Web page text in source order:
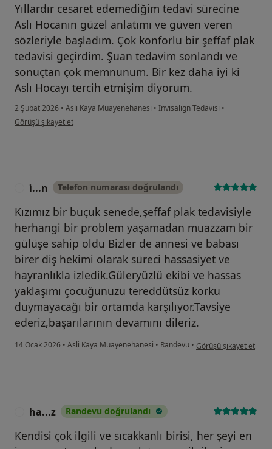
Yıllardır cesaret edemediğim tedavi sürecine
Aslı Hocanın güzel anlatımı ve güven veren
sözleriyle başladım. Çok konforlu bir şeffaf plak
tedavisi geçirdim. Şuan tedavim sonlandı ve
sonuçtan çok memnunum. Bir kez daha iyi ki
Aslı Hocayı tercih etmişim diyorum.
2 Şubat 2026 • Asli Kaya Muayenehanesi • Invisalign Tedavisi •
kullanıcının görüşüne göre g....b
Görüşü şikayet et
i̇...n Telefon numarası doğrulandı
Kızımız bir buçuk senede,şeffaf plak tedavisiyle
herhangi bir problem yaşamadan muazzam bir
gülüşe sahip oldu Bizler de annesi ve babası
birer diş hekimi olarak süreci hassasiyet ve
hayranlıkla izledik.Güleryüzlü ekibi ve hassas
yaklaşımı çocuğunuzu tereddütsüz korku
duymayacağı bir ortamda karşılıyor.Tavsiye
ederiz,başarılarının devamını dileriz.
14 Ocak 2026 • Asli Kaya Muayenehanesi • Randevu • kullanıcının görüşüne
Görüşü şikayet et
ha...z Randevu doğrulandı
Kendisi çok ilgili ve sıcakkanlı birisi, her şeyi en